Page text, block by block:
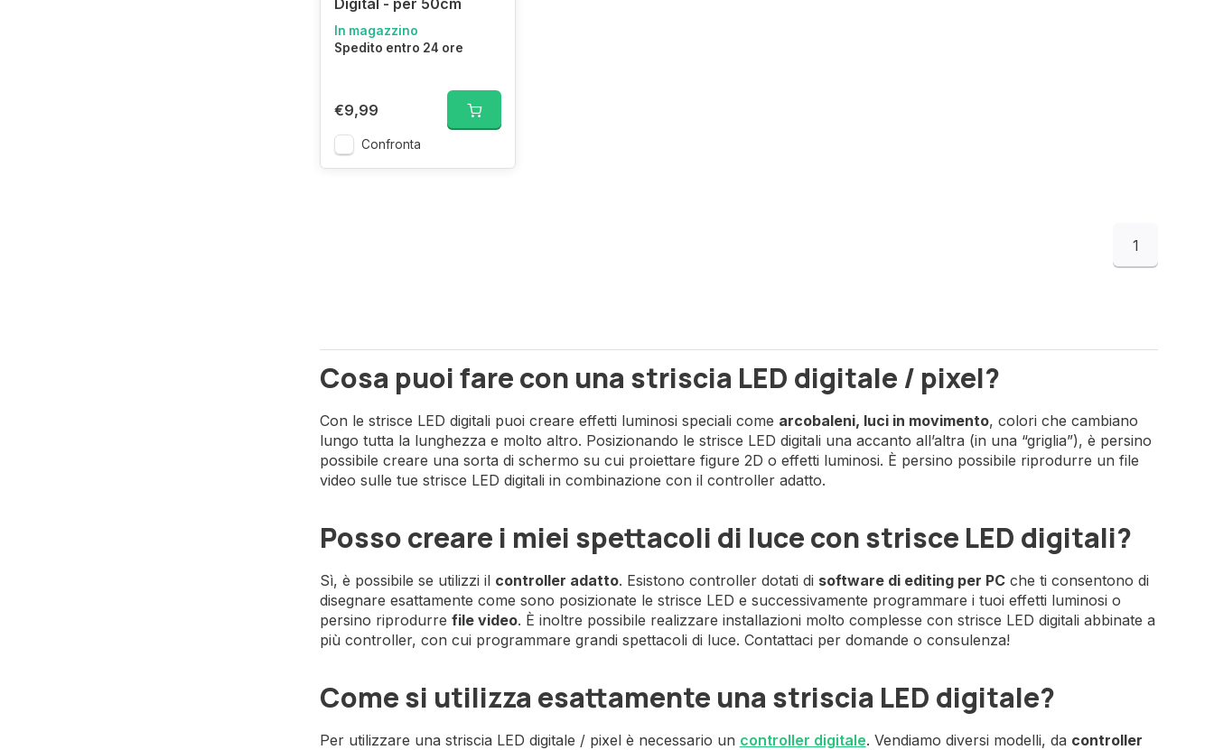
Digital - per 50cm
In magazzino
Spedito entro 24 ore
€9,99
Confronta
1
Cosa puoi fare con una striscia LED digitale / pixel?
Con le strisce LED digitali puoi creare effetti luminosi speciali come arcobaleni, luci in movimento, colori che cambiano
lungo tutta la lunghezza e molto altro. Posizionando le strisce LED digitali una accanto all’altra (in una “griglia”), è persino
possibile creare una sorta di schermo su cui proiettare figure 2D o effetti luminosi. È persino possibile riprodurre un file
video sulle tue strisce LED digitali in combinazione con il controller adatto.
Posso creare i miei spettacoli di luce con strisce LED digitali?
Sì, è possibile se utilizzi il controller adatto. Esistono controller dotati di software di editing per PCche ti consentono di
disegnare esattamente come sono posizionate le strisce LED e successivamente programmare i tuoi effetti luminosi o
persino riprodurre file video. È inoltre possibile realizzare installazioni molto complesse con strisce LED digitali abbinate a
più controller, con cui programmare grandi spettacoli di luce. Contattaci per domande o consulenza!
Come si utilizza esattamente una striscia LED digitale?
Per utilizzare una striscia LED digitale / pixel è necessario un controller digitale. Vendiamo diversi modelli, da controller